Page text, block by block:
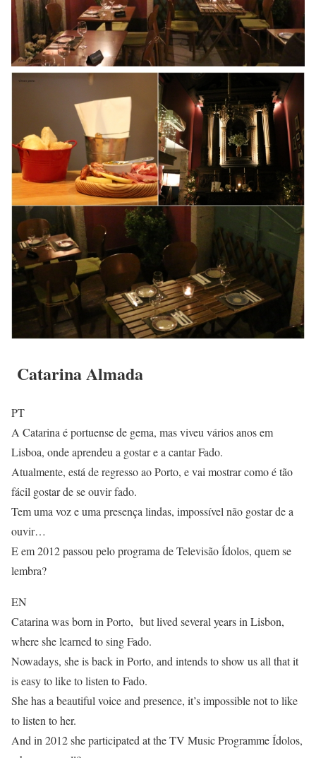
Catarina Almada
PT
A Catarina é portuense de gema, mas viveu vários anos em
Lisboa, onde aprendeu a gostar e a cantar Fado.
Atualmente, está de regresso ao Porto, e vai mostrar como é tão
fácil gostar de se ouvir fado.
Tem uma voz e uma presença lindas, impossível não gostar de a
ouvir…
E em 2012 passou pelo programa de Televisão Ídolos, quem se
lembra?
EN
Catarina was born in Porto, but lived several years in Lisbon,
where she learned to sing Fado.
Nowadays, she is back in Porto, and intends to show us all that it
is easy to like to listen to Fado.
She has a beautiful voice and presence, it’s impossible not to like
to listen to her.
And in 2012 she participated at the TV Music Programme Ídolos,